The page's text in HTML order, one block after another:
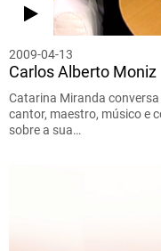
2009-04-13
Carlos Alberto Moniz
Catarina Miranda
cantor, maestro, músico e
sobre a sua…